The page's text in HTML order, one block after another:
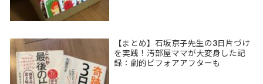
【まとめ】石坂京子先生の3日片づけ
を実践！汚部屋ママが大変身した記
録：劇的ビフォアアフターも